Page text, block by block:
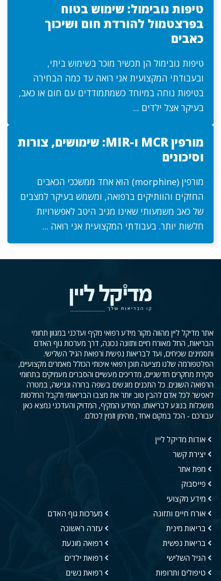
טיפות נובימול: שימוש בטוח
בפרצטמול להורדת חום ושיכוך
כאבים
טיפות נובימול הן תכשיר מוכר בשימוש ביתי,
ובעבודתי המקצועית אני רואה עד כמה הבחירה
בטיפות נוחה במיוחד כשמתמודדים עם חום או כאב,
בעיקר אצל ילדים ...
מורפין MCR ו-MIR: שימושים, צורות
וסיכונים
מורפין (morphine) הוא אחד ממשככי הכאבים
החזקים והוותיקים ברפואה, ומשמש בעיקר למצבים
של כאב משמעותי שאינו מגיב היטב לאפשרויות
חלשות יותר. בעבודתי המקצועית אני רואה ...
אתר מדיקל ליין מהווה מקור מידע רפואי מקיף ועדכני במגוון תחומי
הבריאות, החל מאורח חיים ותזונה נכונה, דרך מערכות גוף האדם
ותסמינים שכיחים, ועד לבריאות נפשית ורפואת הגיל השלישי.
הפלטפורמה שלנו מציעה תוכן רפואי איכותי הכולל מאמרים מקצועיים,
סקירת מחקרים חדשניים, מדריכים מעשיים והסברים מעמיקים בתחומי
הרפואה השונים. כל התכנים מוגשים בשפה ברורה ונגישה, במטרה
לאפשר לכל אדם להבין טוב יותר את מצבו הבריאותי ולקבל החלטות
מושכלות בנוגע לבריאותו. המידע המקיף, המדויק והעדכני נמצא כאן
עבורכם - הכל במקום אחד, מהימן וזמין לכולם.
אודות מדיקל ליין
יצירת קשר
מפת אתר
פייסבוק
מידע מקצועי
אורח חיים ותזונה
בריאות מינית
בריאות נפשית
הגיל השלישי
טיפולים ותרופות
מערכות גוף האדם
עזרה ראשונה
רפואה מונעת
רפואת ילדים
רפואת נשים